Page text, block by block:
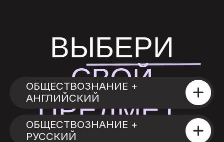
ВЫБЕРИ
СВОЙ
ПРЕДМЕТ:
ОБЩЕСТВОЗНАНИЕ +
РУССКИЙ
ОБЩЕСТВОЗНАНИЕ +
АНГЛИЙСКИЙ
ОБЩЕСТВОЗНАНИЕ +
ХИМИЯ